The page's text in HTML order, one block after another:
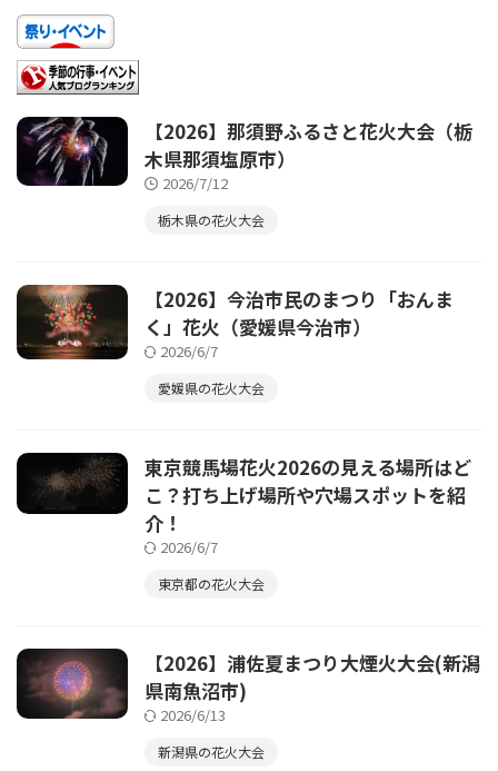
【2026】那須野ふるさと花火大会（栃
木県那須塩原市）
2026/7/12
栃木県の花火大会
【2026】今治市民のまつり「おんま
く」花火（愛媛県今治市）
2026/6/7
愛媛県の花火大会
東京競馬場花火2026の見える場所はど
こ？打ち上げ場所や穴場スポットを紹
介！
2026/6/7
東京都の花火大会
【2026】浦佐夏まつり大煙火大会(新潟
県南魚沼市)
2026/6/13
新潟県の花火大会